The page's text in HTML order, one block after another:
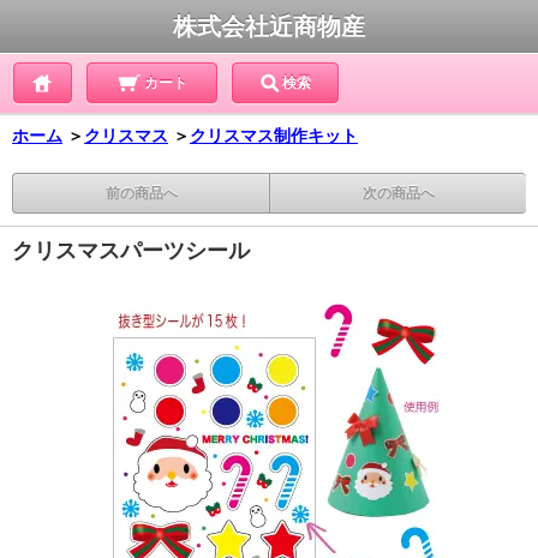
株式会社近商物産
カート 検索
ホーム ＞ クリスマス ＞ クリスマス制作キット
前の商品へ 次の商品へ
クリスマスパーツシール